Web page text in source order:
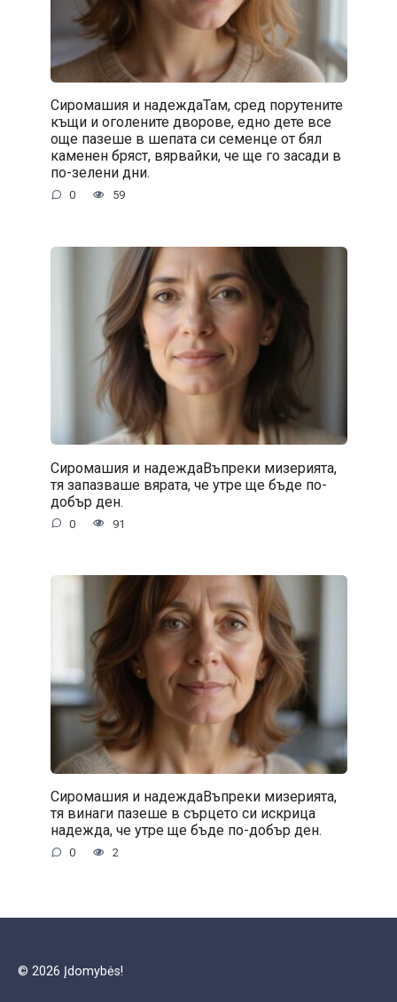
Сиромашия и надеждаТам, сред порутените
къщи и оголените дворове, едно дете все
още пазеше в шепата си семенце от бял
каменен бряст, вярвайки, че ще го засади в
по-зелени дни.
0 59
Сиромашия и надеждаВъпреки мизерията,
тя запазваше вярата, че утре ще бъде по-
добър ден.
0 91
Сиромашия и надеждаВъпреки мизерията,
тя винаги пазеше в сърцето си искрица
надежда, че утре ще бъде по-добър ден.
0 2
© 2026 Įdomybės!